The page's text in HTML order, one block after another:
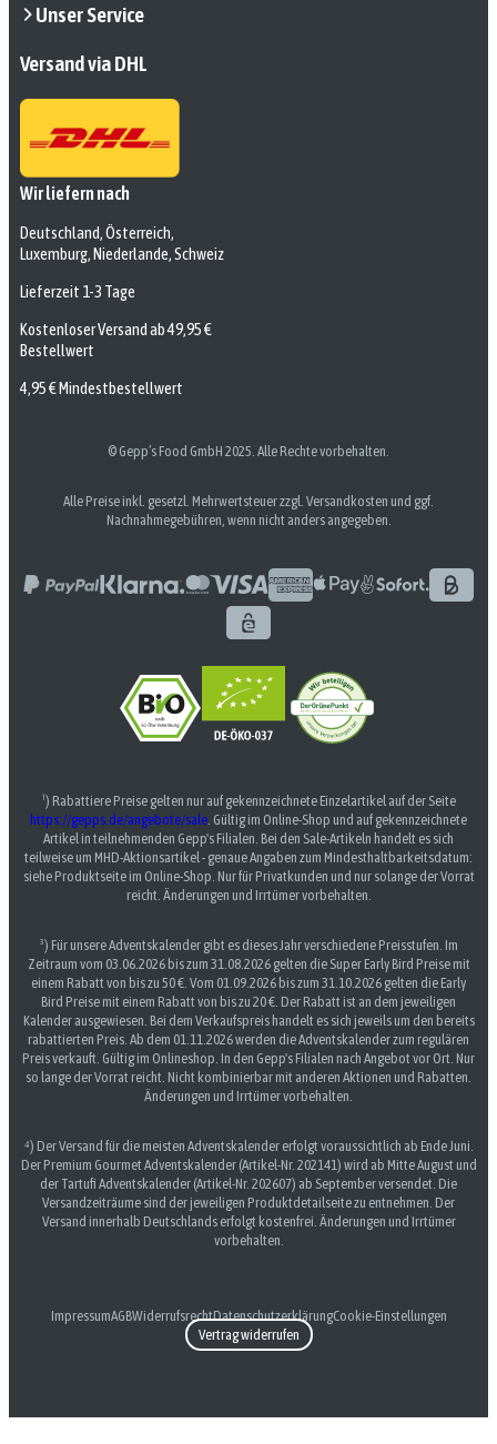
Unser Service
Versand via DHL
Wir liefern nach
Deutschland, Österreich,
Luxemburg, Niederlande, Schweiz
Lieferzeit 1-3 Tage
Kostenloser Versand ab 49,95 €
Bestellwert
4,95 € Mindestbestellwert
© Gepp’s Food GmbH 2025. Alle Rechte vorbehalten.
Alle Preise inkl. gesetzl. Mehrwertsteuer zzgl. Versandkosten und ggf.
Nachnahmegebühren, wenn nicht anders angegeben.
¹) Rabattiere Preise gelten nur auf gekennzeichnete Einzelartikel auf der Seite
https://gepps.de/angebote/sale. Gültig im Online-Shop und auf gekennzeichnete
Artikel in teilnehmenden Gepp's Filialen. Bei den Sale-Artikeln handelt es sich
teilweise um MHD-Aktionsartikel - genaue Angaben zum Mindesthaltbarkeitsdatum:
siehe Produktseite im Online-Shop. Nur für Privatkunden und nur solange der Vorrat
reicht. Änderungen und Irrtümer vorbehalten.
³) Für unsere Adventskalender gibt es dieses Jahr verschiedene Preisstufen. Im
Zeitraum vom 03.06.2026 bis zum 31.08.2026 gelten die Super Early Bird Preise mit
einem Rabatt von bis zu 50 €. Vom 01.09.2026 bis zum 31.10.2026 gelten die Early
Bird Preise mit einem Rabatt von bis zu 20 €. Der Rabatt ist an dem jeweiligen
Kalender ausgewiesen. Bei dem Verkaufspreis handelt es sich jeweils um den bereits
rabattierten Preis. Ab dem 01.11.2026 werden die Adventskalender zum regulären
Preis verkauft. Gültig im Onlineshop. In den Gepp's Filialen nach Angebot vor Ort. Nur
so lange der Vorrat reicht. Nicht kombinierbar mit anderen Aktionen und Rabatten.
Änderungen und Irrtümer vorbehalten.
⁴) Der Versand für die meisten Adventskalender erfolgt voraussichtlich ab Ende Juni.
Der Premium Gourmet Adventskalender (Artikel-Nr. 202141) wird ab Mitte August und
der Tartufi Adventskalender (Artikel-Nr. 202607) ab September versendet. Die
Versandzeiträume sind der jeweiligen Produktdetailseite zu entnehmen. Der
Versand innerhalb Deutschlands erfolgt kostenfrei. Änderungen und Irrtümer
vorbehalten.
ImpressumAGBWiderrufsrechtDatenschutzerklärungCookie-Einstellungen
Vertrag widerrufen